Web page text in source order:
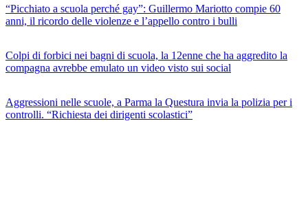
“Picchiato a scuola perché gay”: Guillermo Mariotto compie 60
anni, il ricordo delle violenze e l’appello contro i bulli
Colpi di forbici nei bagni di scuola, la 12enne che ha aggredito la
compagna avrebbe emulato un video visto sui social
Aggressioni nelle scuole, a Parma la Questura invia la polizia per i
controlli. “Richiesta dei dirigenti scolastici”